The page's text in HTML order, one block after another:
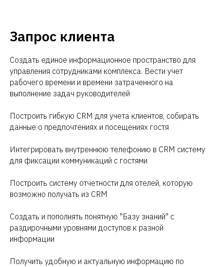
Запрос клиента
Создать единое информационное пространство для
управления сотрудниками комплекса. Вести учет
рабочего времени и времени затраченного на
выполнение задач руководителей
Построить гибкую CRM для учета клиентов, собирать
данные о предпочтениях и посещениях гостя
Интегрировать внутреннюю телефонию в CRM систему
для фиксации коммуникаций с гостями
Построить систему отчетности для отелей, которую
возможно получать из СRM
Создать и пополнять понятную "Базу знаний" с
раздирочными уровнями доступов к разной
информации
Получить удобную и актуальную информацию по